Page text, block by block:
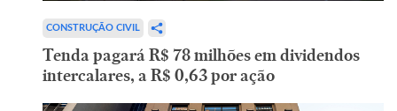
CONSTRUÇÃO CIVIL
Tenda pagará R$ 78 milhões em dividendos
intercalares, a R$ 0,63 por ação